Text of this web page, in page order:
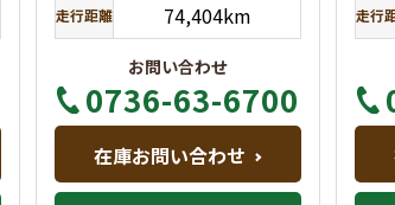
走行距離 74,404km
お問い合わせ
0736-63-6700
在庫お問い合わせ
走行